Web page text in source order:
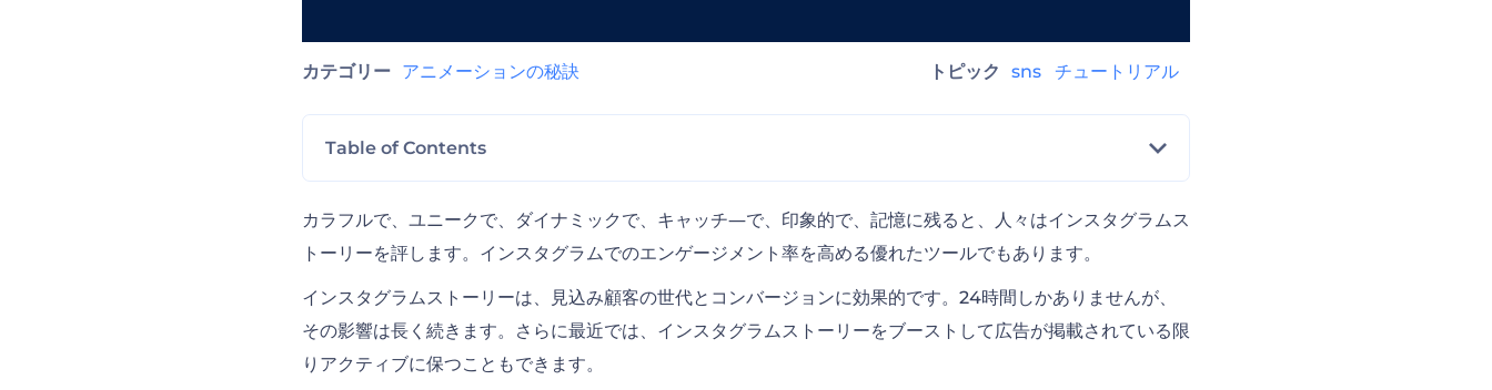
カテゴリー アニメーションの秘訣 トピック sns チュートリアル
Table of Contents
Instagram プロフィールプロモーション
SNS用のツールキット
カラフルで、ユニークで、ダイナミックで、キャッチ―で、印象的で、記憶に残ると、人々はインスタグラムス
トーリーを評します。インスタグラムでのエンゲージメント率を高める優れたツールでもあります。
インスタグラムストーリーは、見込み顧客の世代とコンバージョンに効果的です。24時間しかありませんが、
その影響は長く続きます。さらに最近では、インスタグラムストーリーをブーストして広告が掲載されている限
りアクティブに保つこともできます。